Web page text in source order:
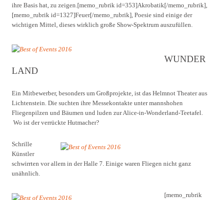
ihre Basis hat, zu zeigen.[memo_rubrik id=353]Akrobatik[/memo_rubrik],
[memo_rubrik id=1327]Feuer[/memo_rubrik], Poesie sind einige der
wichtigen Mittel, dieses wirklich große Show-Spektrum auszufüllen.
WUNDER
LAND
Ein Mitbewerber, besonders um Großprojekte, ist das Helmnot Theater aus
Lichtenstein. Die suchten ihre Messekontakte unter mannshohen
Fliegenpilzen und Bäumen und luden zur Alice-in-Wonderland-Teetafel.
Wo ist der verrückte Hutmacher?
Schrille
Künstler
schwirrten vor allem in der Halle 7. Einige waren Fliegen nicht ganz
unähnlich.
[memo_rubrik